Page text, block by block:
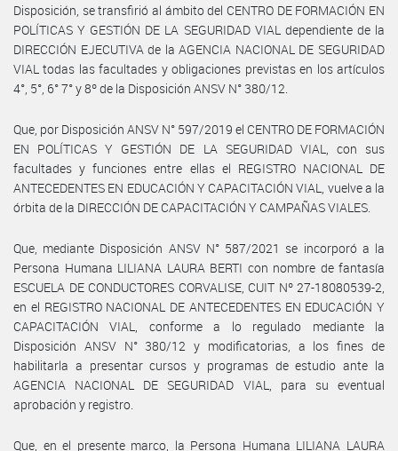
Disposición, se transfirió al ámbito del CENTRO DE FORMACIÓN EN
POLÍTICAS Y GESTIÓN DE LA SEGURIDAD VIAL dependiente de la
DIRECCIÓN EJECUTIVA de la AGENCIA NACIONAL DE SEGURIDAD
VIAL todas las facultades y obligaciones previstas en los artículos
4°, 5°, 6° 7° y 8º de la Disposición ANSV N° 380/12.
Que, por Disposición ANSV N° 597/2019 el CENTRO DE FORMACIÓN
EN POLÍTICAS Y GESTIÓN DE LA SEGURIDAD VIAL, con sus
facultades y funciones entre ellas el REGISTRO NACIONAL DE
ANTECEDENTES EN EDUCACIÓN Y CAPACITACIÓN VIAL, vuelve a la
órbita de la DIRECCIÓN DE CAPACITACIÓN Y CAMPAÑAS VIALES.
Que, mediante Disposición ANSV N° 587/2021 se incorporó a la
Persona Humana LILIANA LAURA BERTI con nombre de fantasía
ESCUELA DE CONDUCTORES CORVALISE, CUIT Nº 27-18080539-2,
en el REGISTRO NACIONAL DE ANTECEDENTES EN EDUCACIÓN Y
CAPACITACIÓN VIAL, conforme a lo regulado mediante la
Disposición ANSV N° 380/12 y modificatorias, a los fines de
habilitarla a presentar cursos y programas de estudio ante la
AGENCIA NACIONAL DE SEGURIDAD VIAL, para su eventual
aprobación y registro.
Que, en el presente marco, la Persona Humana LILIANA LAURA